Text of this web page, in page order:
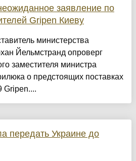
заявление по
Gripen Киеву
министерства
Йельмстранд опроверг
заместителя министра
о предстоящих поставках
Gripen....
передать Украине до